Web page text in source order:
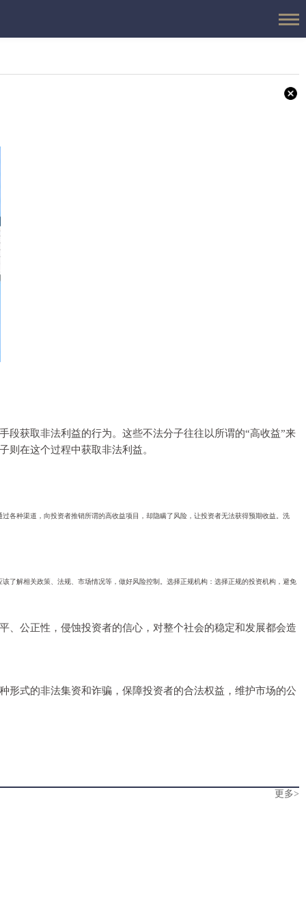
获取非法利益的行为。这些不法分子往往以所谓的“高收益”来
则在这个过程中获取非法利益。
各种渠道，向投资者推销所谓的高收益项目，却隐瞒了风险，让投资者无法获得预期收益。洗
了解相关政策、法规、市场情况等，做好风险控制。选择正规机构：选择正规的投资机构，避免
、公正性，侵蚀投资者的信心，对整个社会的稳定和发展都会造
形式的非法集资和诈骗，保障投资者的合法权益，维护市场的公
更多>